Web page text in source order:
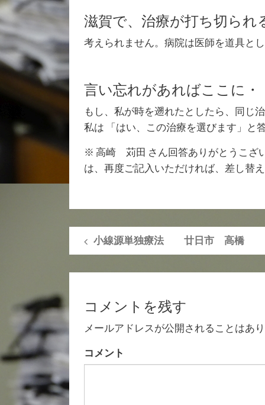
滋賀で、治療が打ち切られ
考えられません。病院は医師を道具と
言い忘れがあればここに・
もし、私が時を遡れたとしたら、同じ
私は 「はい、この治療を選びます
※ 高崎 苅田 さん回答ありがとうこざ
は、再度ご記入いただければ、差し替
小線源単独療法 廿日市 高橋
コメントを残す
メールアドレスが公開されることはあ
コメント